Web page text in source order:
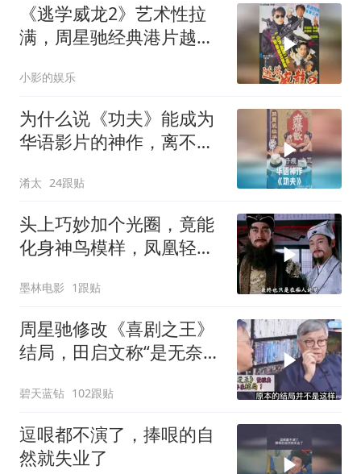
《逃学威龙2》艺术性拉
满，周星驰经典港片越品
小影的娱乐
为什么说《功夫》能成为
华语影片的神作，离不开
淆太 24跟贴
头上巧妙加个光圈，竟能
化身神鸟模样，凤凰轻松
墨林电影 1跟贴
周星驰修改《喜剧之王》
结局，田启文称“是无奈之
碧天蓝钻 102跟贴
逗哏都不演了，捧哏的自
然就失业了